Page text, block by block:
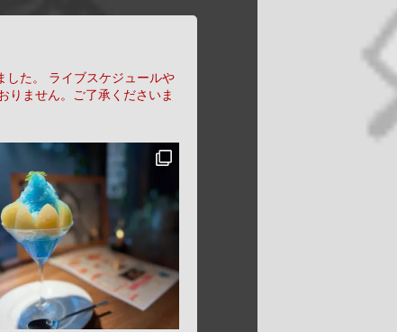
た。
ライブスケジュールや
りません。ご了承くださいま